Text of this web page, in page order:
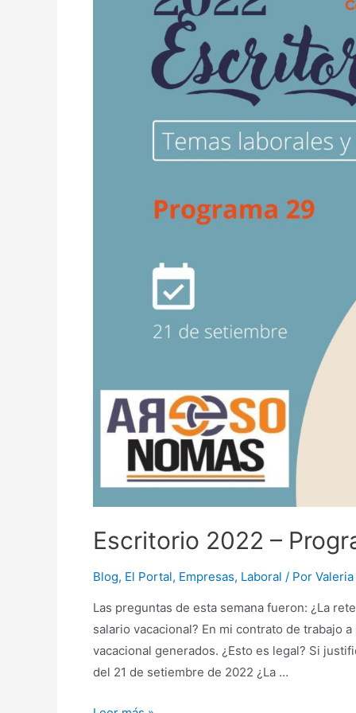
Escritorio 2022 –
Blog, El Portal, Empresas, Laboral / Por
Las preguntas de esta semana fueron: ¿La
salario vacacional? En mi contrato de trabajo
vacacional generados. ¿Esto es legal? Si
del 21 de setiembre de 2022 ¿La …